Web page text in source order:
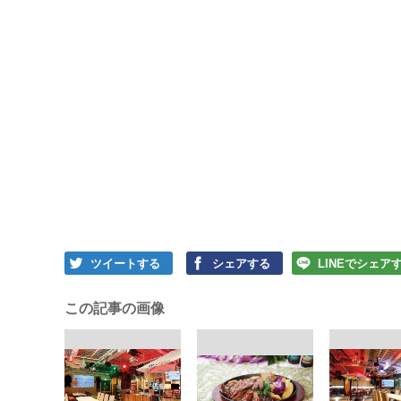
ツイートする シェアする LINEでシェア
この記事の画像